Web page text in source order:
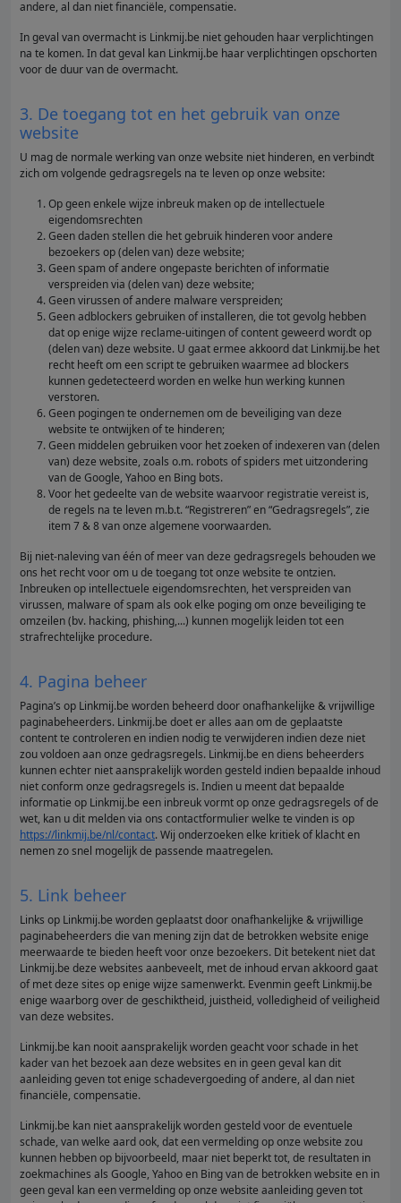
andere, al dan niet financiële, compensatie.
In geval van overmacht is Linkmij.be niet gehouden haar verplichtingen
na te komen. In dat geval kan Linkmij.be haar verplichtingen opschorten
voor de duur van de overmacht.
3. De toegang tot en het gebruik van onze
website
U mag de normale werking van onze website niet hinderen, en verbindt
zich om volgende gedragsregels na te leven op onze website:
Op geen enkele wijze inbreuk maken op de intellectuele
eigendomsrechten
Geen daden stellen die het gebruik hinderen voor andere
bezoekers op (delen van) deze website;
Geen spam of andere ongepaste berichten of informatie
verspreiden via (delen van) deze website;
Geen virussen of andere malware verspreiden;
Geen adblockers gebruiken of installeren, die tot gevolg hebben
dat op enige wijze reclame-uitingen of content geweerd wordt op
(delen van) deze website. U gaat ermee akkoord dat Linkmij.be het
recht heeft om een script te gebruiken waarmee ad blockers
kunnen gedetecteerd worden en welke hun werking kunnen
verstoren.
Geen pogingen te ondernemen om de beveiliging van deze
website te ontwijken of te hinderen;
Geen middelen gebruiken voor het zoeken of indexeren van (delen
van) deze website, zoals o.m. robots of spiders met uitzondering
van de Google, Yahoo en Bing bots.
Voor het gedeelte van de website waarvoor registratie vereist is,
de regels na te leven m.b.t. “Registreren” en “Gedragsregels”, zie
item 7 & 8 van onze algemene voorwaarden.
Bij niet-naleving van één of meer van deze gedragsregels behouden we
ons het recht voor om u de toegang tot onze website te ontzien.
Inbreuken op intellectuele eigendomsrechten, het verspreiden van
virussen, malware of spam als ook elke poging om onze beveiliging te
omzeilen (bv. hacking, phishing,...) kunnen mogelijk leiden tot een
strafrechtelijke procedure.
4. Pagina beheer
Pagina’s op Linkmij.be worden beheerd door onafhankelijke & vrijwillige
paginabeheerders. Linkmij.be doet er alles aan om de geplaatste
content te controleren en indien nodig te verwijderen indien deze niet
zou voldoen aan onze gedragsregels. Linkmij.be en diens beheerders
kunnen echter niet aansprakelijk worden gesteld indien bepaalde inhoud
niet conform onze gedragsregels is. Indien u meent dat bepaalde
informatie op Linkmij.be een inbreuk vormt op onze gedragsregels of de
wet, kan u dit melden via ons contactformulier welke te vinden is op
https://linkmij.be/nl/contact. Wij onderzoeken elke kritiek of klacht en
nemen zo snel mogelijk de passende maatregelen.
5. Link beheer
Links op Linkmij.be worden geplaatst door onafhankelijke & vrijwillige
paginabeheerders die van mening zijn dat de betrokken website enige
meerwaarde te bieden heeft voor onze bezoekers. Dit betekent niet dat
Linkmij.be deze websites aanbeveelt, met de inhoud ervan akkoord gaat
of met deze sites op enige wijze samenwerkt. Evenmin geeft Linkmij.be
enige waarborg over de geschiktheid, juistheid, volledigheid of veiligheid
van deze websites.
Linkmij.be kan nooit aansprakelijk worden geacht voor schade in het
kader van het bezoek aan deze websites en in geen geval kan dit
aanleiding geven tot enige schadevergoeding of andere, al dan niet
financiële, compensatie.
Linkmij.be kan niet aansprakelijk worden gesteld voor de eventuele
schade, van welke aard ook, dat een vermelding op onze website zou
kunnen hebben op bijvoorbeeld, maar niet beperkt tot, de resultaten in
zoekmachines als Google, Yahoo en Bing van de betrokken website en in
geen geval kan een vermelding op onze website aanleiding geven tot